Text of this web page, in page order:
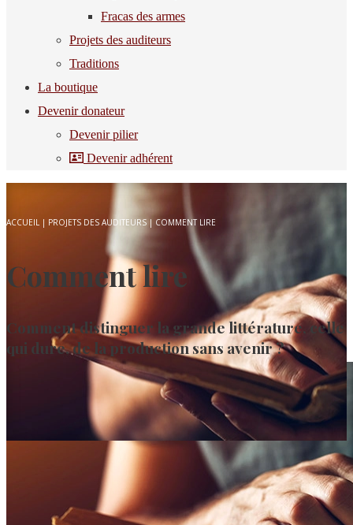
Fracas des armes
Projets des auditeurs
Traditions
La boutique
Devenir donateur
Devenir pilier
Devenir adhérent
ACCUEIL | PROJETS DES AUDITEURS | COMMENT LIRE
Comment lire
Comment distinguer la grande littérature, celle
qui dure, de la production sans avenir ?